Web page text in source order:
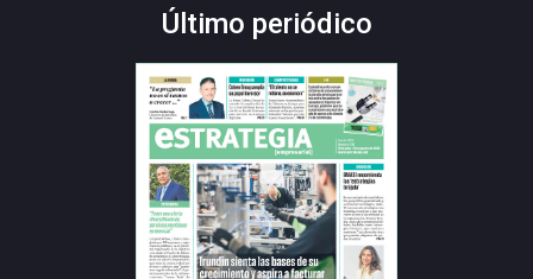
Último periódico